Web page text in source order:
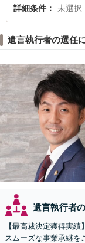
詳細条件 未選択
遺言執行者の選任
遺言執行者
【最高裁決定獲得実
スムーズな事業承継を